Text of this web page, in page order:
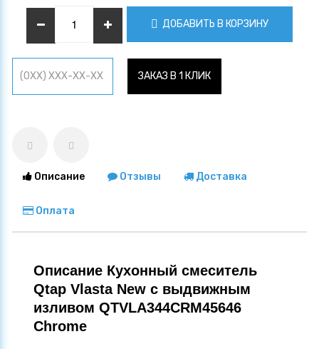
ДОБАВИТЬ В КОРЗИНУ
ЗАКАЗ В 1 КЛИК
Описание Отзывы Доставка
Оплата
Описание Кухонный смеситель
Qtap Vlasta New с выдвижным
изливом QTVLA344CRM45646
Chrome